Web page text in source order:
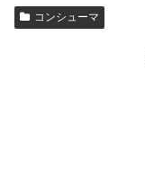
コンシューマ